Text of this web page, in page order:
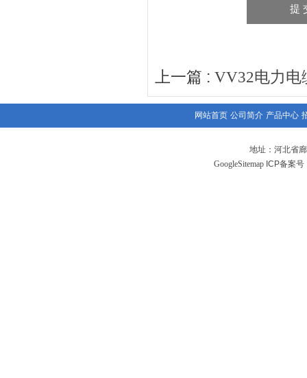
上一篇 : VV32电力电
网站首页 公司简介 产品中心
地址：河北省
GoogleSitemap ICP备案号